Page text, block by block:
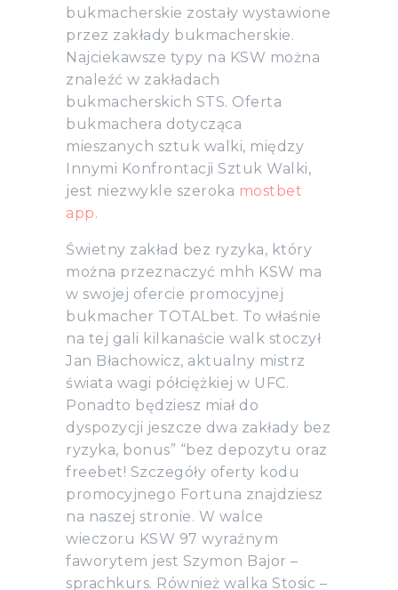
bukmacherskie zostały wystawione
przez zakłady bukmacherskie.
Najciekawsze typy na KSW można
znaleźć w zakładach
bukmacherskich STS. Oferta
bukmachera dotycząca
mieszanych sztuk walki, między
Innymi Konfrontacji Sztuk Walki,
jest niezwykle szeroka mostbet
app.
Świetny zakład bez ryzyka, który
można przeznaczyć mhh KSW ma
w swojej ofercie promocyjnej
bukmacher TOTALbet. To właśnie
na tej gali kilkanaście walk stoczył
Jan Błachowicz, aktualny mistrz
świata wagi półciężkiej w UFC.
Ponadto będziesz miał do
dyspozycji jeszcze dwa zakłady bez
ryzyka, bonus” “bez depozytu oraz
freebet! Szczegóły oferty kodu
promocyjnego Fortuna znajdziesz
na naszej stronie. W walce
wieczoru KSW 97 wyraźnym
faworytem jest Szymon Bajor –
sprachkurs. Również walka Stosic –